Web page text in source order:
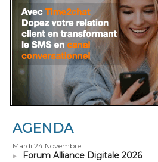
AGENDA
Mardi 24 Novembre
Forum Alliance Digitale 2026